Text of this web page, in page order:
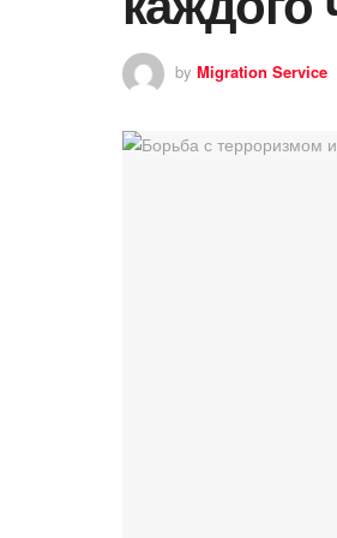
by Migration Service